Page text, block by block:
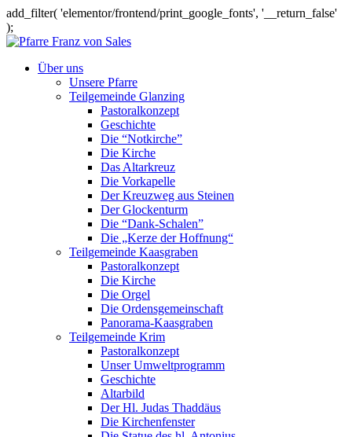
add_filter( 'elementor/frontend/print_google_fonts', '__return_false'
);
Über uns
Unsere Pfarre
Teilgemeinde Glanzing
Pastoralkonzept
Geschichte
Die “Notkirche”
Die Kirche
Das Altarkreuz
Die Vorkapelle
Der Kreuzweg aus Steinen
Der Glockenturm
Die “Dank-Schalen”
Die „Kerze der Hoffnung“
Teilgemeinde Kaasgraben
Pastoralkonzept
Die Kirche
Die Orgel
Die Ordensgemeinschaft
Panorama-Kaasgraben
Teilgemeinde Krim
Pastoralkonzept
Unser Umweltprogramm
Geschichte
Altarbild
Der Hl. Judas Thaddäus
Die Kirchenfenster